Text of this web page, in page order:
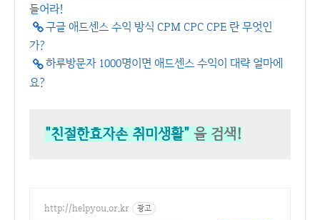
들어라!
구글 애드센스 수익 방식 CPM CPC CPE 란 무엇인
가?
하루방문자 1000명이면 애드센스 수익이 대략 얼마에
요?
"친절한효자손 취미생활" 을 검색!
http://helpyou.or.kr 광고